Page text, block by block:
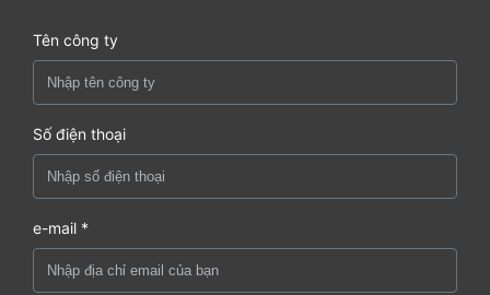
Tên công ty
Số điện thoại
e-mail *